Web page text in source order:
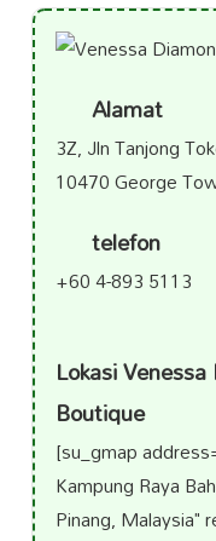
Alamat
3Z, Jln Tanjong
10470 George
telefon
+60 4-893 5113
Lokasi
Boutique
[su_gmap
Kampung Raya
Pinang, Malaysia"